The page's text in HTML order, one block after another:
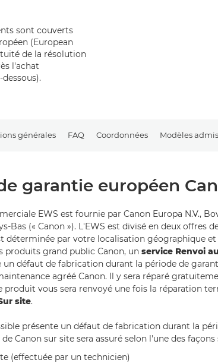
sont couverts
(European
de la résolution
l'achat
générales FAQ Coordonnées Modèles
garantie européen
EWS est fournie par Canon Europa N.V.,
Bas (« Canon »). L'EWS est divisé en deux offres
déterminée par votre localisation géographique
produits grand public Canon, un service Renvoi
défaut de fabrication durant la période de
agréé Canon. Il y sera réparé
produit vous sera renvoyé une fois la réparation
site.
présente un défaut de fabrication durant la
Canon sur site sera assuré selon l'une des façons
(effectuée par un technicien)